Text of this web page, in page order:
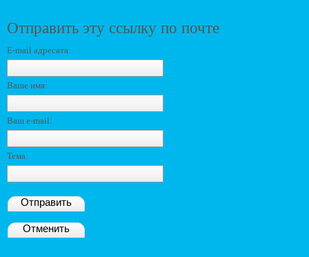
Отправить эту ссылку по почте
E-mail адресата:
Ваше имя:
Ваш e-mail:
Тема:
Отправить
Отменить